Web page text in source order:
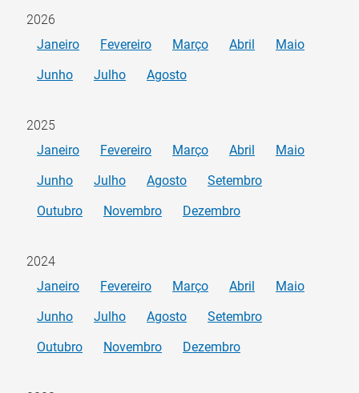
2026
Janeiro
Fevereiro Março Abril
Maio
Junho
Julho Agosto
2025
Janeiro
Fevereiro Março Abril
Maio
Junho
Julho Agosto
Setembro
Outubro
Novembro Dezembro
2024
Janeiro
Fevereiro Março Abril
Maio
Junho
Julho Agosto
Setembro
Outubro
Novembro Dezembro